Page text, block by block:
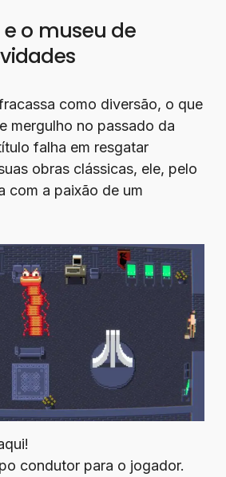
o museu de
como diversão, o que
mergulho no passado da
falha em resgatar
obras clássicas, ele, pelo
com a paixão de um
condutor para o jogador.